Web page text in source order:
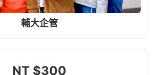
輔大企管
NT $300